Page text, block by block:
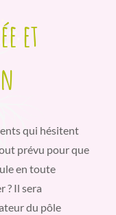
et
qui hésitent
prévu pour que
en toute
? Il sera
du pôle